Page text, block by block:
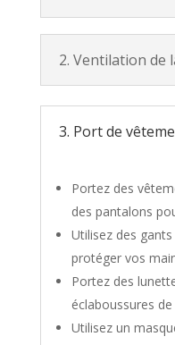
2. Ventilation de
3. Port de
Portez des
des pantalons
Utilisez des
protéger vos
Portez des
éclaboussures
Utilisez un